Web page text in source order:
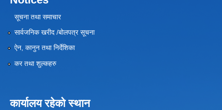
सूचना तथा समाचार
सार्वजनिक खरीद /बोलपत्र सूचना
ऐन, कानुन तथा निर्देशिका
कर तथा शुल्कहरु
कार्यालय रहेको स्थान